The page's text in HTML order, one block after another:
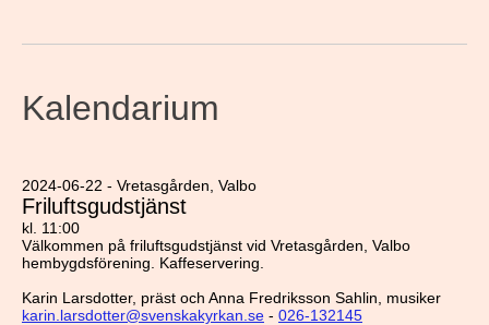
Kalendarium
2024-06-22 - Vretasgården, Valbo
Friluftsgudstjänst
kl. 11:00
Välkommen på friluftsgudstjänst vid Vretasgården, Valbo
hembygdsförening. Kaffeservering.
Karin Larsdotter, präst och Anna Fredriksson Sahlin, musiker
karin.larsdotter@svenskakyrkan.se - 026-132145